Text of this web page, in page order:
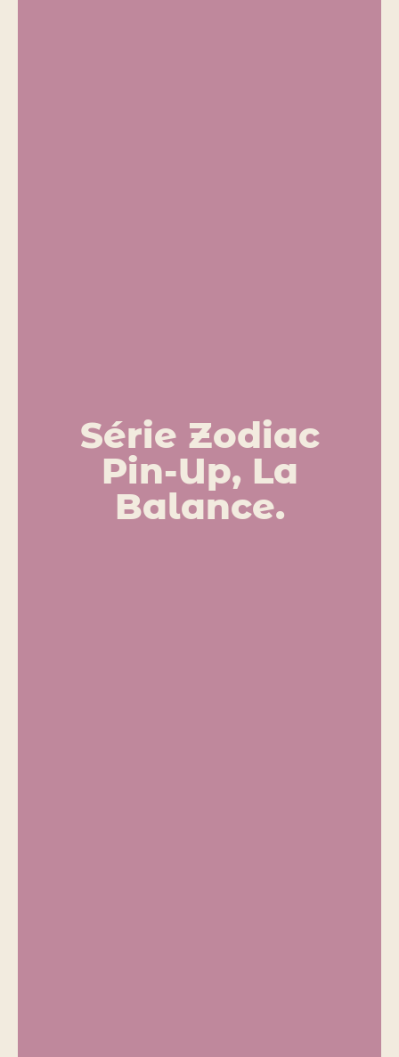
Série Zodiac
Pin-Up, La
Balance.